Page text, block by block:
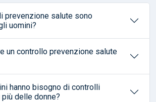
prevenzione salute sono
uomini?
un controllo prevenzione salute
hanno bisogno di controlli
delle donne?